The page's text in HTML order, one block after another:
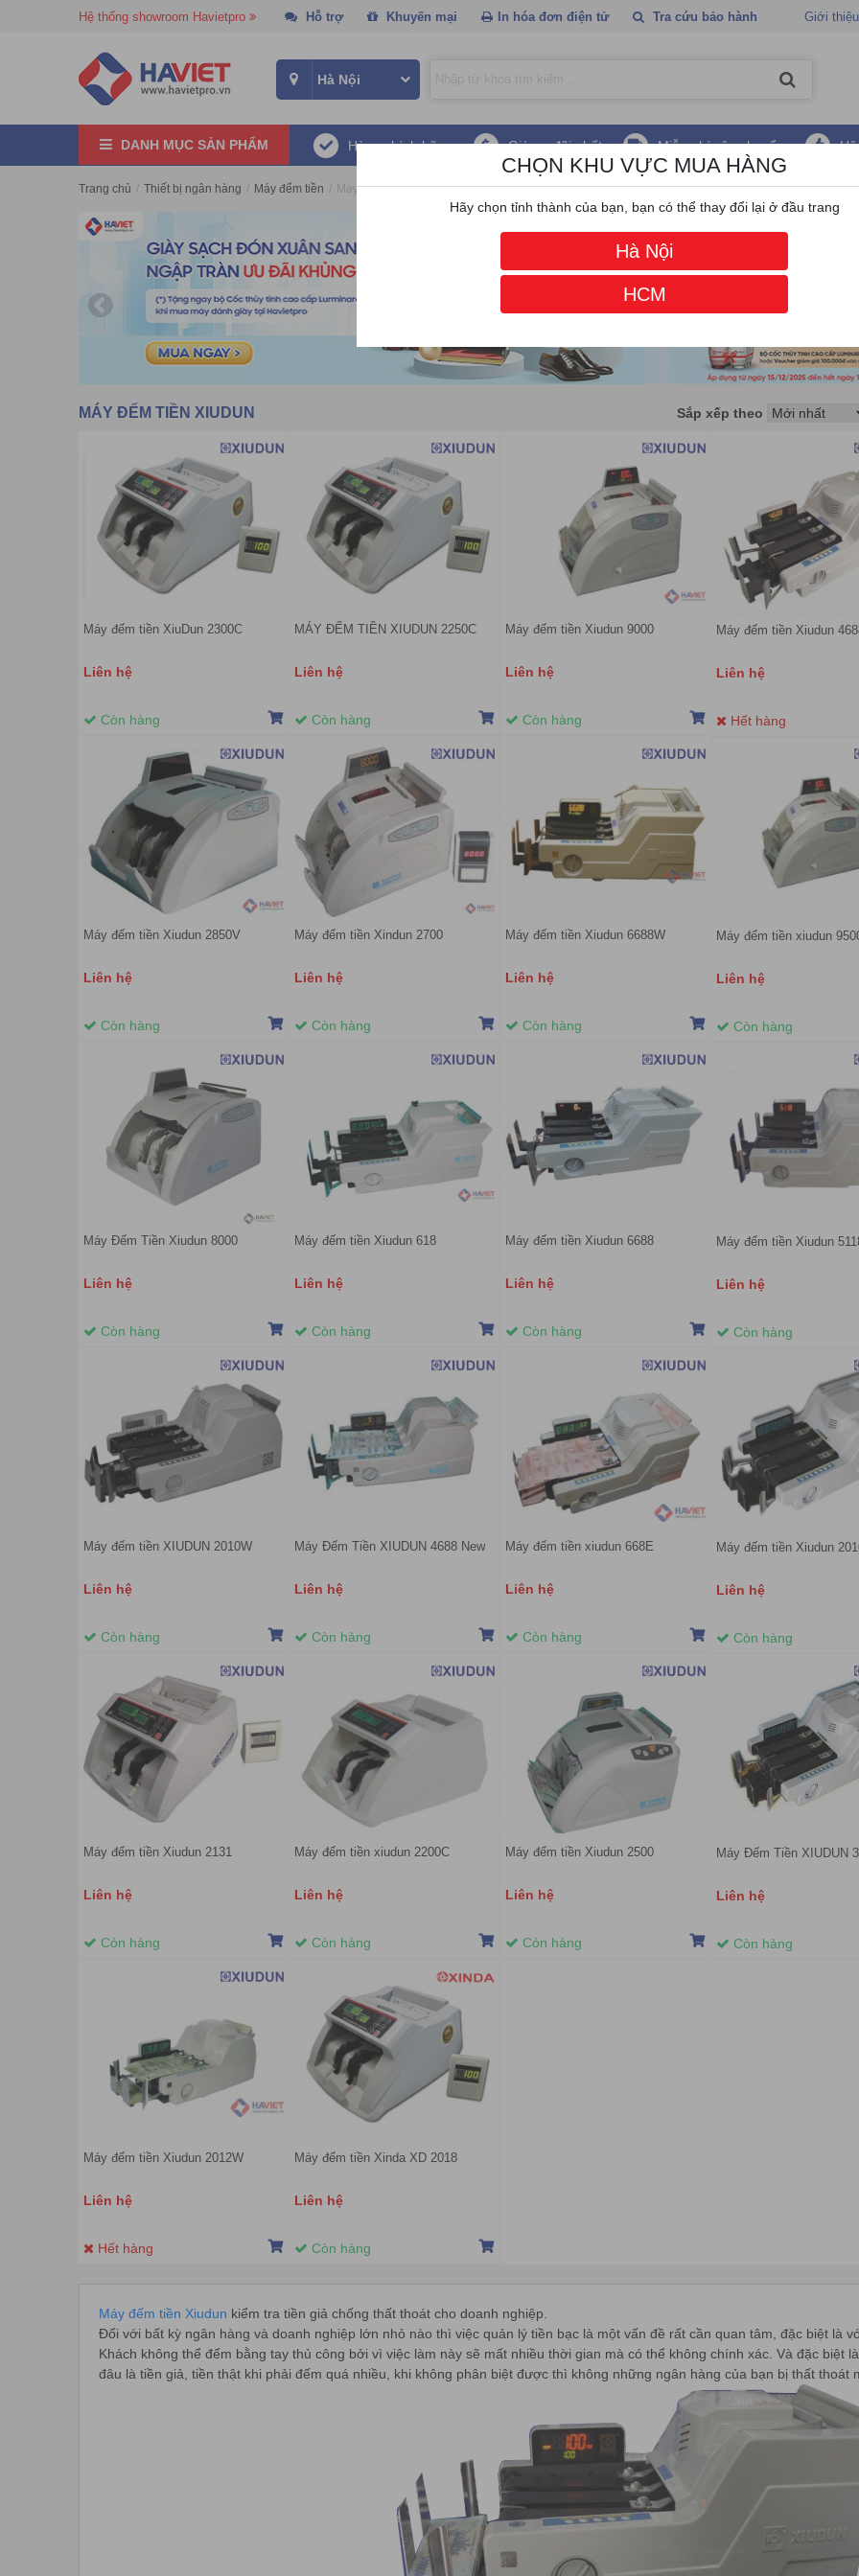
Hệ thống showroom Havietpro Hỗ trợ Khuyến mại In hóa đơn điện tử Tra cứu bảo hành Giới thiệu
DANH MỤC SẢN PHẨM Hàng chính hãng Giá ưu đãi nhất Miễn phí vận chuyển
Trang chủ / Thiết bị ngân hàng / Máy đếm tiền / Máy đếm tiền Xiudun
MÁY ĐẾM TIỀN XIUDUN Sắp xếp theo
Máy đếm tiền XiuDun 2300C
Liên hệ
Còn hàng
MÁY ĐẾM TIỀN XIUDUN 2250C
Liên hệ
Còn hàng
Máy đếm tiền Xiudun 9000
Liên hệ
Còn hàng
Máy đếm tiền Xiudun
Liên hệ
Hết hàng
Máy đếm tiền Xiudun 2850V
Liên hệ
Còn hàng
Máy đếm tiền Xindun 2700
Liên hệ
Còn hàng
Máy đếm tiền Xiudun 6688W
Liên hệ
Còn hàng
Máy đếm tiền xiudun
Liên hệ
Còn hàng
Máy Đếm Tiền Xiudun 8000
Liên hệ
Còn hàng
Máy đếm tiền Xiudun 618
Liên hệ
Còn hàng
Máy đếm tiền Xiudun 6688
Liên hệ
Còn hàng
Máy đếm tiền Xiudun
Liên hệ
Còn hàng
Máy đếm tiền XIUDUN 2010W
Liên hệ
Còn hàng
Máy Đếm Tiền XIUDUN 4688 New
Liên hệ
Còn hàng
Máy đếm tiền xiudun 668E
Liên hệ
Còn hàng
Máy đếm tiền Xiudun
Liên hệ
Còn hàng
Máy đếm tiền Xiudun 2131
Liên hệ
Còn hàng
Máy đếm tiền xiudun 2200C
Liên hệ
Còn hàng
Máy đếm tiền Xiudun 2500
Liên hệ
Còn hàng
Máy Đếm Tiền XIUDUN
Liên hệ
Còn hàng
Máy đếm tiền Xiudun 2012W
Liên hệ
Hết hàng
Máy đếm tiền Xinda XD 2018
Liên hệ
Còn hàng
Máy đếm tiền Xiudun kiểm tra tiền giả chống thất thoát cho doanh nghiệp.
Đối với bất kỳ ngân hàng và doanh nghiệp lớn nhỏ nào thì việc quản lý tiền bạc là một vấn đề rất cần quan tâm, đặc biệt là
Khách không thể đếm bằng tay thủ công bởi vì việc làm này sẽ mất nhiều thời gian mà có thể không chính xác. Và đặc biệt
đâu là tiền giả, tiền thật khi phải đếm quá nhiều, khi không phân biệt được thì không những ngân hàng của bạn bị thất thoát
CHỌN KHU VỰC MUA HÀNG
Hãy chọn tỉnh thành của bạn, bạn có thể thay đổi lại ở đầu trang
Hà Nội
HCM